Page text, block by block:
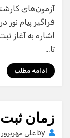
آزمون‌های
تا…
ادامه مطلب
زمان ثبت
by علی مهرپرور